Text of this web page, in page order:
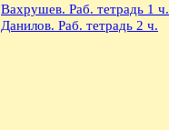
Вахрушев. Раб. тетрадь 1 ч.
Данилов. Раб. тетрадь 2 ч.